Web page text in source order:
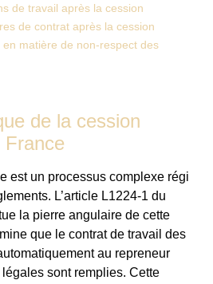
de travail après la cession
de contrat après la cession
matière de non-respect des
de la cession
France
est un processus complexe régi
L’article L1224-1 du
la pierre angulaire de cette
que le contrat de travail des
au repreneur
sont remplies. Cette